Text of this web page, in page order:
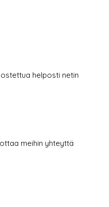
helposti netin
meihin yhteyttä